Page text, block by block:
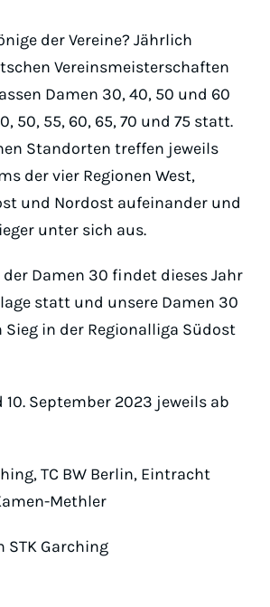
Platz
der Vereine? Jährlich
Vereinsmeisterschaften
Damen 30, 40, 50 und 60
50, 55, 60, 65, 70 und 75 statt.
Standorten treffen jeweils
der vier Regionen West,
und Nordost aufeinander und
unter sich aus.
Damen 30 findet dieses Jahr
statt und unsere Damen 30
in der Regionalliga Südost
10. September 2023 jeweils ab
TC BW Berlin, Eintracht
Methler
STK Garching